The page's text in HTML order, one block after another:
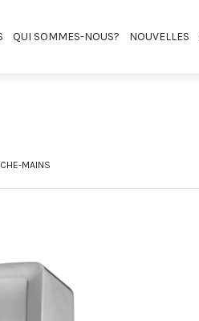
QUI SOMMES-NOUS? NOUVELLES
MAINS